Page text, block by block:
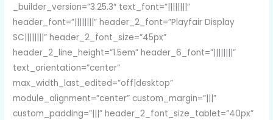
_builder_version=”3.25.3″ text_font=”||||||||”
header_font=”||||||||” header_2_font=”Playfair Display
SC||||||||” header_2_font_size=”45px”
header_2_line_height=”1.5em” header_6_font=”||||||||”
text_orientation=”center”
max_width_last_edited=”off|desktop”
module_alignment=”center” custom_margin=”|||”
custom_padding=”|||” header_2_font_size_tablet=”40px”